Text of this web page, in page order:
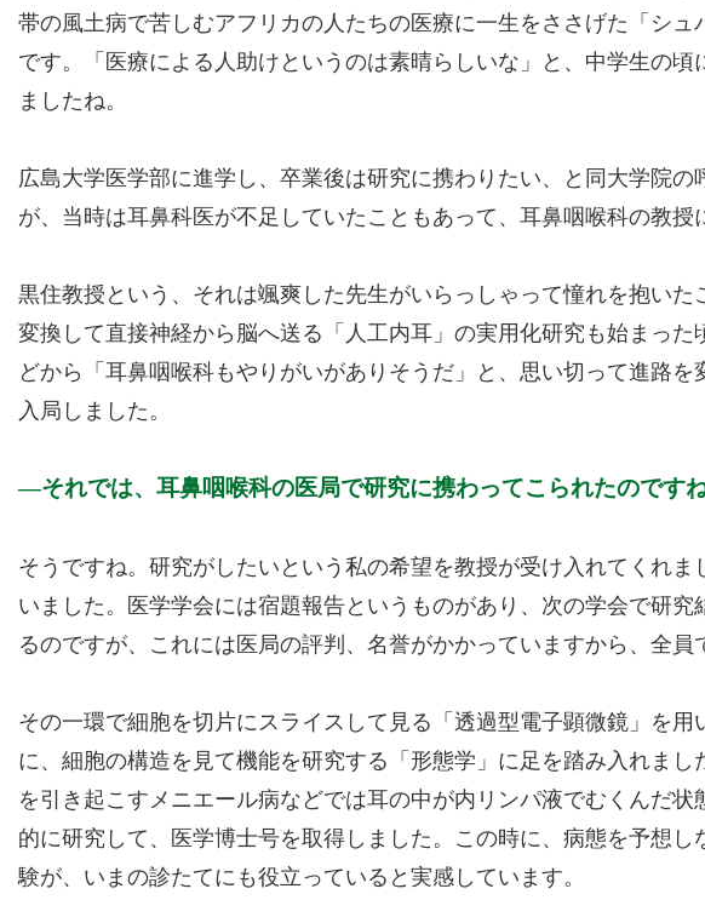
帯の風土病で苦しむアフリカの人たちの医療に一生をささげた「シ
です。「医療による人助けというのは素晴らしいな」と、中学生の
ましたね。
広島大学医学部に進学し、卒業後は研究に携わりたい、と同大学院
が、当時は耳鼻科医が不足していたこともあって、耳鼻咽喉科の教授
黒住教授という、それは颯爽した先生がいらっしゃって憧れを抱い
変換して直接神経から脳へ送る「人工内耳」の実用化研究も始まっ
どから「耳鼻咽喉科もやりがいがありそうだ」と、思い切って進路
入局しました。
それでは、耳鼻咽喉科の医局で研究に携わってこられたのです
そうですね。研究がしたいという私の希望を教授が受け入れてくれ
いました。医学学会には宿題報告というものがあり、次の学会で研
るのですが、これには医局の評判、名誉がかかっていますから、全員
その一環で細胞を切片にスライスして見る「透過型電子顕微鏡」を
に、細胞の構造を見て機能を研究する「形態学」に足を踏み入れま
を引き起こすメニエール病などでは耳の中が内リンパ液でむくんだ
的に研究して、医学博士号を取得しました。この時に、病態を予想
験が、いまの診たてにも役立っていると実感しています。